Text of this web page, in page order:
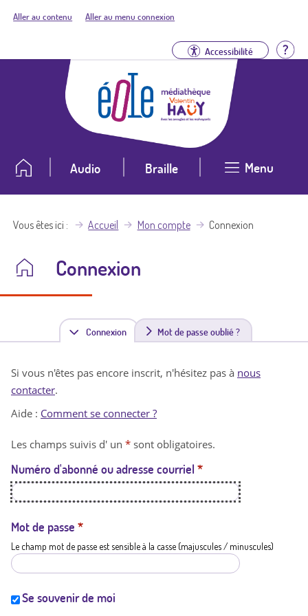
Aller au contenu Aller au menu connexion
Accessibilité
Audio Braille Menu
Vous êtes ici Accueil Mon compte Connexion
Connexion
Connexion(
n
t
a
t
i
Mot de passe oublié ?
Si vous n'êtes pas encore inscrit, n'hésitez pas à nous
contacter.
Aide : Comment se connecter ?
Les champs suivis d' un * sont obligatoires.
Numéro d'abonné ou adresse courriel *
Mot de passe *
Le champ mot de passe est sensible à la casse (majuscules / minuscules)
Se souvenir de moi